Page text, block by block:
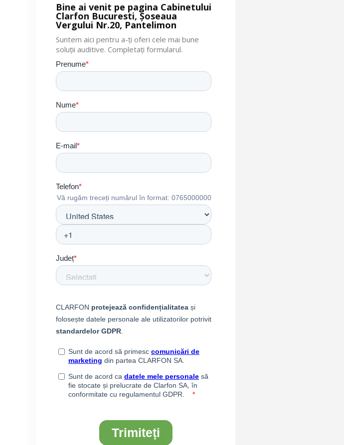
Bine ai venit pe pagina Cabinetului
Clarfon Bucuresti, Șoseaua
Vergului Nr.20, Pantelimon
Suntem aici pentru a-ți oferi cele mai bune
soluții auditive. Completați formularul.